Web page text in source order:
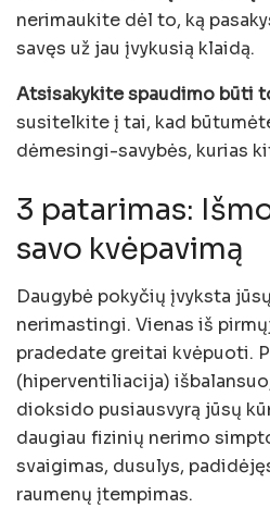
nerimaukite dėl to, ką
savęs už jau įvykusią klaidą.
Atsisakykite spaudimo būti
susitelkite į tai, kad
dėmesingi-savybės, kurias
3 patarimas:
savo kvėpavimą
Daugybė pokyčių įvyksta
nerimastingi. Vienas iš
pradedate greitai kvėpuoti.
(hiperventiliacija)
dioksido pusiausvyrą jūsų
daugiau fizinių nerimo
svaigimas, dusulys,
raumenų įtempimas.